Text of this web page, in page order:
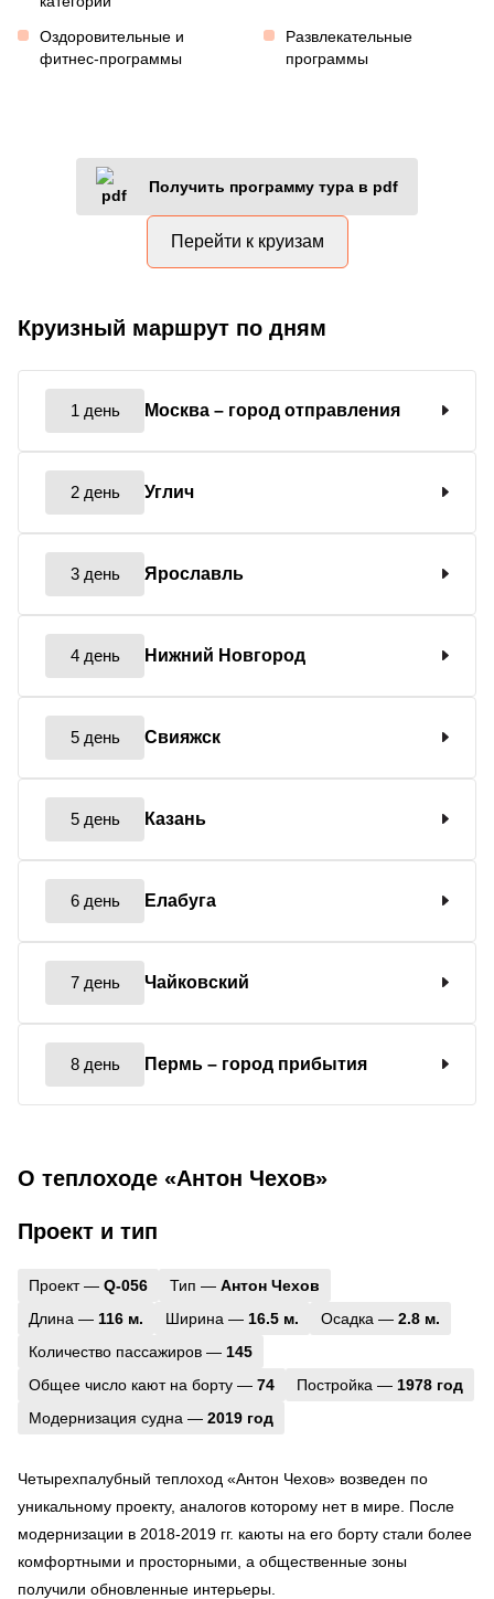
Оздоровительные и
фитнес-программы
Развлекательные
программы
Получить программу тура в pdf
Перейти к круизам
Круизный маршрут по дням
1 день Москва – город отправления
2 день Углич
3 день Ярославль
4 день Нижний Новгород
5 день Свияжск
5 день Казань
6 день Елабуга
7 день Чайковский
8 день Пермь – город прибытия
О теплоходе «Антон Чехов»
Проект и тип
Проект — Q-056 Тип — Антон Чехов
Длина — 116 м. Ширина — 16.5 м. Осадка — 2.8 м.
Количество пассажиров — 145
Общее число кают на борту — 74 Постройка — 1978 год
Модернизация судна — 2019 год
Четырехпалубный теплоход «Антон Чехов» возведен по
уникальному проекту, аналогов которому нет в мире. После
модернизации в 2018-2019 гг. каюты на его борту стали более
комфортными и просторными, а общественные зоны
получили обновленные интерьеры.